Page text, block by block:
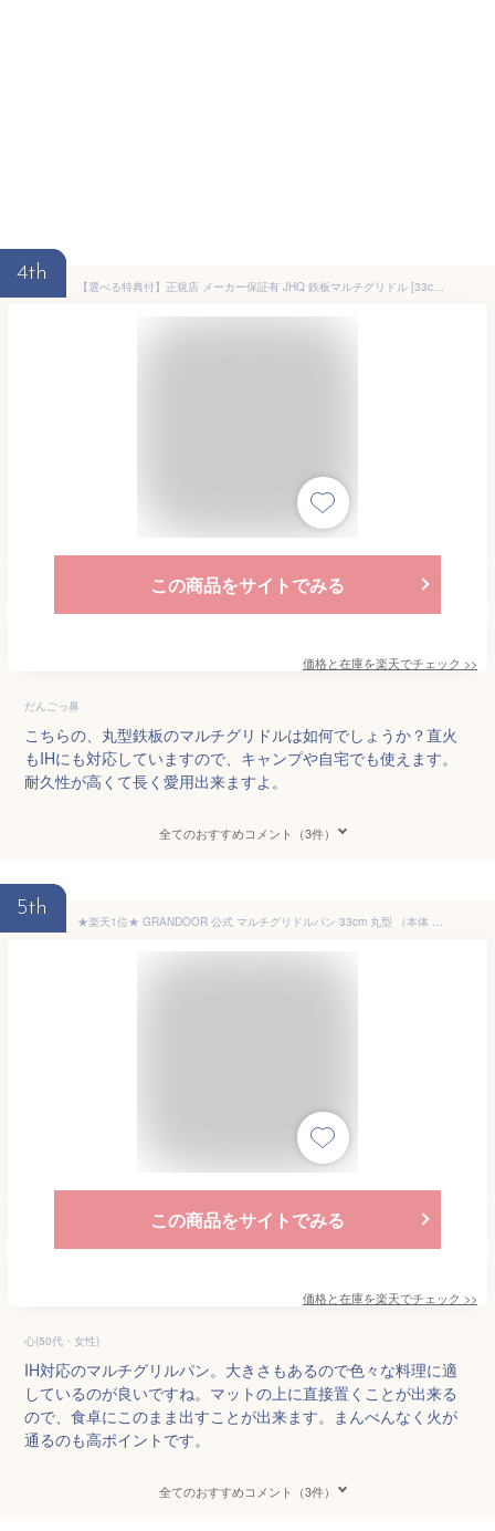
4th
【選べる特典付】正規店 メーカー保証有 JHQ 鉄板マルチグリドル [33cm / 29cm / 36cm]グリドル 鉄板 アウトドア プレート 丸型鉄板 フライパン 鉄鍋 ジェイエイチキュー IH サビにくい BBQ アルミ ガスコンロ◇炭火 直火 熱伝導 ステーキ 送料無料 P10倍
この商品をサイトでみる
価格と在庫を楽天でチェック >>
だんごっ鼻
こちらの、丸型鉄板のマルチグリドルは如何でしょうか？直火
もIHにも対応していますので、キャンプや自宅でも使えます。
耐久性が高くて長く愛用出来ますよ。
全てのおすすめコメント（3件）
5th
★楽天1位★ GRANDOOR 公式 マルチグリドルパン 33cm 丸型 （本体 バッグ グリップ） マルチ グリドルパン マルチグリドル 蓋 深型 収納 バッグ 丸形 ラウンドグリドル ラウンドグリドルパン 軽量 IH ガスコンロ 多機能 食洗器対応 IH対応 直火 キャンプ アウトドア 送料無料
この商品をサイトでみる
価格と在庫を楽天でチェック >>
心(50代・女性)
IH対応のマルチグリルパン。大きさもあるので色々な料理に適
しているのが良いですね。マットの上に直接置くことが出来る
ので、食卓にこのまま出すことが出来ます。まんべんなく火が
通るのも高ポイントです。
全てのおすすめコメント（3件）